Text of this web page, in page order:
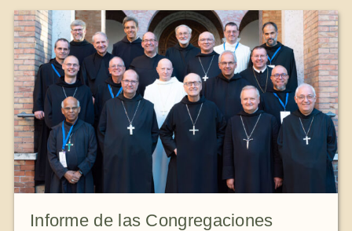
Informe de las Congregaciones